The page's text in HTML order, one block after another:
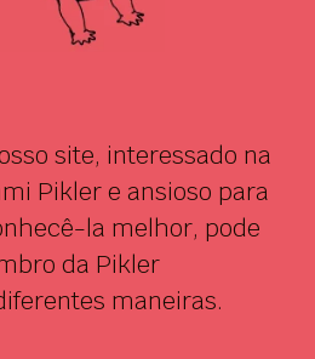
site, interessado na
Pikler e ansioso para
la melhor, pode
da Pikler
maneiras.